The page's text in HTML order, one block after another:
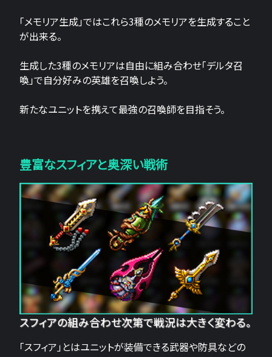
「メモリア生成」ではこれら3種のメモリアを生成すること
が出来る。
生成した3種のメモリアは自由に組み合わせ「デルタ召
喚」で自分好みの英雄を召喚しよう。
新たなユニットを携えて最強の召喚師を目指そう。
豊富なスフィアと奥深い戦術
スフィアの組み合わせ次第で戦況は大きく変わる。
「スフィア」とはユニットが装備できる武器や防具などの